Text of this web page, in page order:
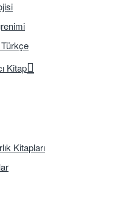
Kitap
Kitapları